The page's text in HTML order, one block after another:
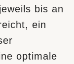
bis an
ein
optimale